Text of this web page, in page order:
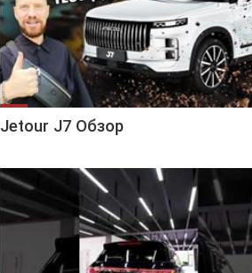
Jetour J7 Обзор